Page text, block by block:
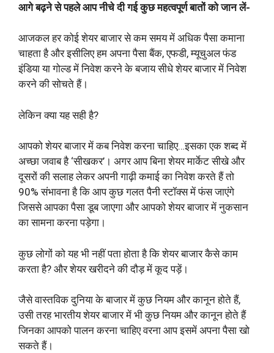
आगे बढ़ने से पहले आप नीचे दी गई कुछ महत्वपूर्ण बातों को जान लें-
आजकल हर कोई शेयर बाजार से कम समय में अधिक पैसा कमाना
चाहता है और इसीलिए हम अपना पैसा बैंक, एफडी, म्यूचुअल फंड
इंडिया या गोल्ड में निवेश करने के बजाय सीधे शेयर बाजार में निवेश
करने की सोचते हैं।
लेकिन क्या यह सही है?
आपको शेयर बाजार में कब निवेश करना चाहिए…इसका एक शब्द में
अच्छा जवाब है ‘सीखकर’। अगर आप बिना शेयर मार्केट सीखे और
दूसरों की सलाह लेकर अपनी गाढ़ी कमाई का निवेश करते हैं तो
90% संभावना है कि आप कुछ गलत पैनी स्टॉक्स में फंस जाएंगे
जिससे आपका पैसा डूब जाएगा और आपको शेयर बाजार में नुकसान
का सामना करना पड़ेगा।
कुछ लोगों को यह भी नहीं पता होता है कि शेयर बाजार कैसे काम
करता है? और शेयर खरीदने की दौड़ में कूद पड़ें।
जैसे वास्तविक दुनिया के बाजार में कुछ नियम और कानून होते हैं,
उसी तरह भारतीय शेयर बाजार में भी कुछ नियम और कानून होते हैं
जिनका आपको पालन करना चाहिए वरना आप इसमें अपना पैसा खो
सकते हैं।